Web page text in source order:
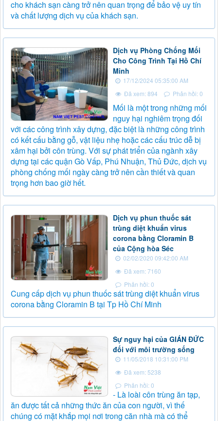
cho khách sạn càng trở nên quan trọng để bảo vệ uy tín
và chất lượng dịch vụ của khách sạn.
Dịch vụ Phòng Chống Mối
Cho Công Trình Tại Hồ Chí
Minh
17/12/2024 05:35:00 AM
Đã xem: 894
Phản hồi: 0
Mối là một trong những mối
nguy hại nghiêm trọng đối
với các công trình xây dựng, đặc biệt là những công trình
có kết cấu bằng gỗ, vật liệu nhẹ hoặc các cấu trúc dễ bị
xâm hại bởi côn trùng. Với sự phát triển của ngành xây
dựng tại các quận Gò Vấp, Phú Nhuận, Thủ Đức, dịch vụ
phòng chống mối ngày càng trở nên cần thiết và quan
trọng hơn bao giờ hết.
Dịch vụ phun thuốc sát
trùng diệt khuẩn virus
corona bằng Cloramin B
của Cộng hòa Séc
02/02/2020 09:42:00 AM
Đã xem: 7160
Phản hồi: 0
Cung cấp dịch vụ phun thuốc sát trùng diệt khuẩn virus
corona bằng Cloramin B tại Tp Hồ Chí Minh
Sự nguy hại của GIÁN ĐỨC
đối với môi trường sống
11/05/2018 10:31:00 PM
Đã xem: 5238
Phản hồi: 0
- Là loài côn trùng ăn tạp,
ăn được tất cả những thức ăn của con người, vì thế
chúng có mặt khắp mọi nơi trong căn nhà mà có thể